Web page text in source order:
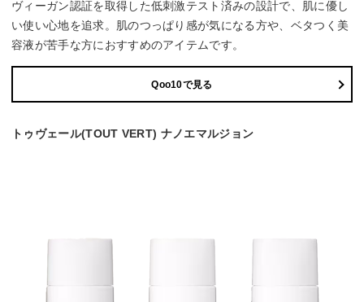
ヴィーガン認証を取得した低刺激テスト済みの設計で、肌に優し
い使い心地を追求。肌のつっぱり感が気になる方や、ベタつく美
容液が苦手な方におすすめのアイテムです。
Qoo10で見る
トゥヴェール(TOUT VERT) ナノエマルジョン